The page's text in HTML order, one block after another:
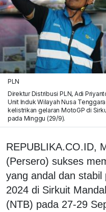
PLN
Direktur Distribusi PLN, Adi
Unit Induk Wilayah Nusa
kelistrikan gelaran MotoGP di
pada Minggu (29/9).
REPUBLIKA.CO.ID,
(Persero) sukses
yang andal dan
2024 di Sirkuit
(NTB) pada 27-29